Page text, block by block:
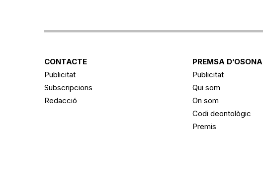
CONTACTE
Publicitat
Subscripcions
Redacció
PREMSA D’OSONA
Publicitat
Qui som
On som
Codi deontològic
Premis